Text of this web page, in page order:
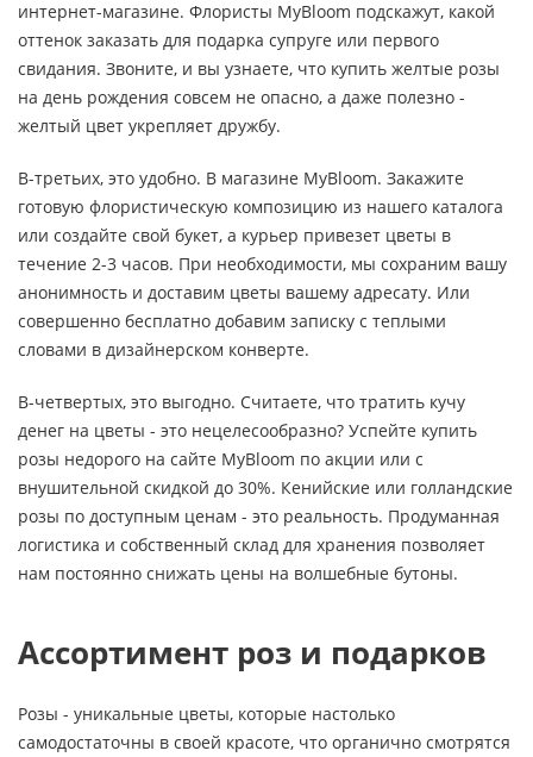
интернет-магазине. Флористы MyBloom подскажут, какой
оттенок заказать для подарка супруге или первого
свидания. Звоните, и вы узнаете, что купить желтые розы
на день рождения совсем не опасно, а даже полезно -
желтый цвет укрепляет дружбу.
В-третьих, это удобно. В магазине MyBloom. Закажите
готовую флористическую композицию из нашего каталога
или создайте свой букет, а курьер привезет цветы в
течение 2-3 часов. При необходимости, мы сохраним вашу
анонимность и доставим цветы вашему адресату. Или
совершенно бесплатно добавим записку с теплыми
словами в дизайнерском конверте.
В-четвертых, это выгодно. Считаете, что тратить кучу
денег на цветы - это нецелесообразно? Успейте купить
розы недорого на сайте MyBloom по акции или с
внушительной скидкой до 30%. Кенийские или голландские
розы по доступным ценам - это реальность. Продуманная
логистика и собственный склад для хранения позволяет
нам постоянно снижать цены на волшебные бутоны.
Ассортимент роз и подарков
Розы - уникальные цветы, которые настолько
самодостаточны в своей красоте, что органично смотрятся